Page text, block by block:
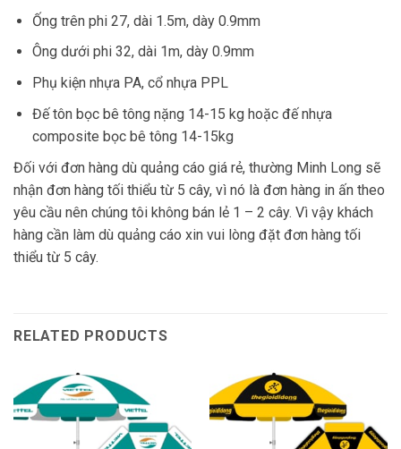
Ống trên phi 27, dài 1.5m, dày 0.9mm
Ông dưới phi 32, dài 1m, dày 0.9mm
Phụ kiện nhựa PA, cổ nhựa PPL
Đế tôn bọc bê tông nặng 14-15 kg hoặc đế nhựa
composite bọc bê tông 14-15kg
Đối với đơn hàng dù quảng cáo giá rẻ, thường Minh Long sẽ
nhận đơn hàng tối thiểu từ 5 cây, vì nó là đơn hàng in ấn theo
yêu cầu nên chúng tôi không bán lẻ 1 – 2 cây. Vì vậy khách
hàng cần làm dù quảng cáo xin vui lòng đặt đơn hàng tối
thiểu từ 5 cây.
RELATED PRODUCTS